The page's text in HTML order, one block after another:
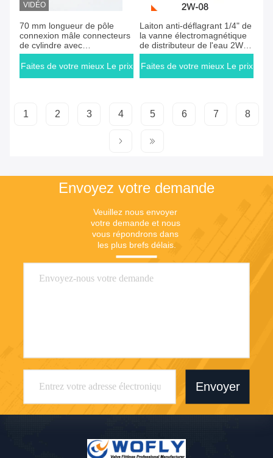
VIDÉO
70 mm longueur de pôle
connexion mâle connecteurs
de cylindre avec
consommation
Faites de votre mieux Le prix
Laiton anti-déflagrant 1/4" de
la vanne électromagnétique
de distributeur de l'eau 2W-
025-08 long durée de vie
Faites de votre mieux Le prix
1 2 3 4 5 6 7 8
Envoyez votre demande
Veuillez nous envoyer
votre demande et nous
vous répondrons dans
les plus brefs délais.
Envoyer